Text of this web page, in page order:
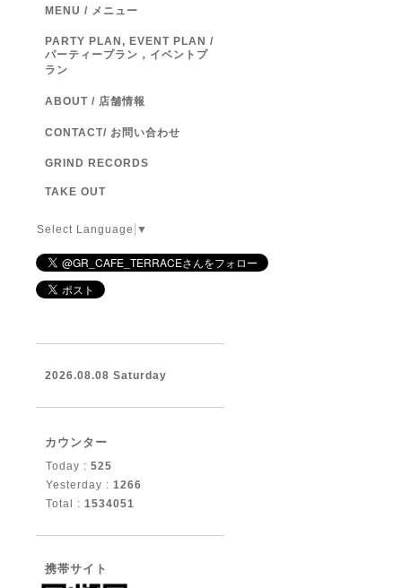
MENU / メニュー
PARTY PLAN, EVENT PLAN /
パーティープラン，イベントプ
ラン
ABOUT / 店舗情報
CONTACT/ お問い合わせ
GRIND RECORDS
TAKE OUT
Select Language ▼
2026.08.08 Saturday
カウンター
Today : 525
Yesterday : 1266
Total : 1534051
携帯サイト